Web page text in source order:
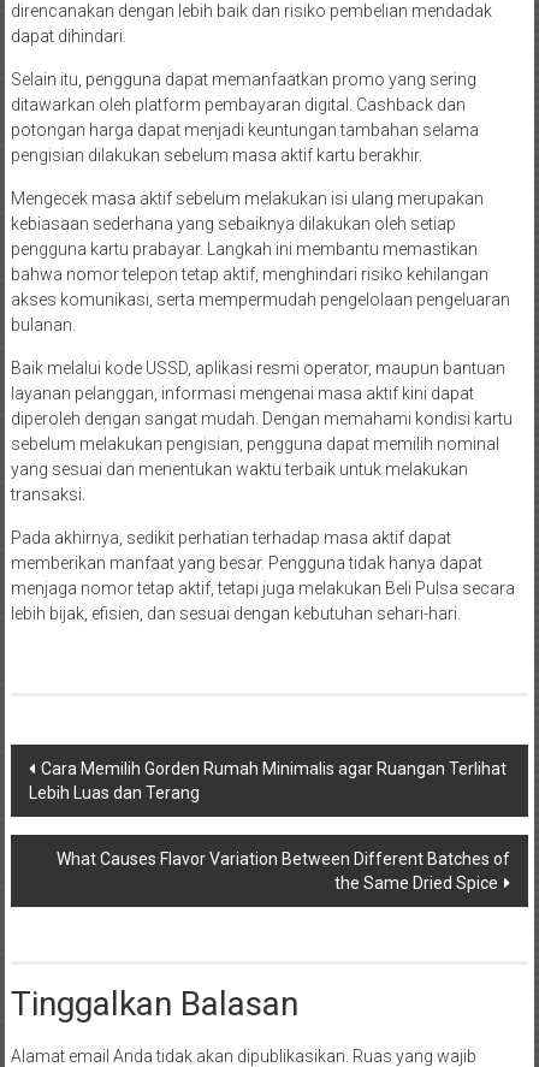
direncanakan dengan lebih baik dan risiko pembelian mendadak
dapat dihindari.
Selain itu, pengguna dapat memanfaatkan promo yang sering
ditawarkan oleh platform pembayaran digital. Cashback dan
potongan harga dapat menjadi keuntungan tambahan selama
pengisian dilakukan sebelum masa aktif kartu berakhir.
Mengecek masa aktif sebelum melakukan isi ulang merupakan
kebiasaan sederhana yang sebaiknya dilakukan oleh setiap
pengguna kartu prabayar. Langkah ini membantu memastikan
bahwa nomor telepon tetap aktif, menghindari risiko kehilangan
akses komunikasi, serta mempermudah pengelolaan pengeluaran
bulanan.
Baik melalui kode USSD, aplikasi resmi operator, maupun bantuan
layanan pelanggan, informasi mengenai masa aktif kini dapat
diperoleh dengan sangat mudah. Dengan memahami kondisi kartu
sebelum melakukan pengisian, pengguna dapat memilih nominal
yang sesuai dan menentukan waktu terbaik untuk melakukan
transaksi.
Pada akhirnya, sedikit perhatian terhadap masa aktif dapat
memberikan manfaat yang besar. Pengguna tidak hanya dapat
menjaga nomor tetap aktif, tetapi juga melakukan Beli Pulsa secara
lebih bijak, efisien, dan sesuai dengan kebutuhan sehari-hari.
Navigasi
pos
Cara Memilih Gorden Rumah Minimalis agar Ruangan Terlihat
Lebih Luas dan Terang
What Causes Flavor Variation Between Different Batches of
the Same Dried Spice
Tinggalkan Balasan
Alamat email Anda tidak akan dipublikasikan. Ruas yang wajib